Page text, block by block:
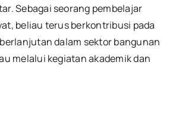
Sebagai seorang pembelajar
beliau terus berkontribusi pada
dalam sektor bangunan
melalui kegiatan akademik dan